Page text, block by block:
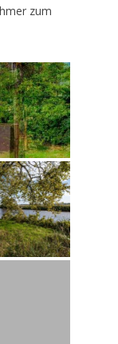
zum